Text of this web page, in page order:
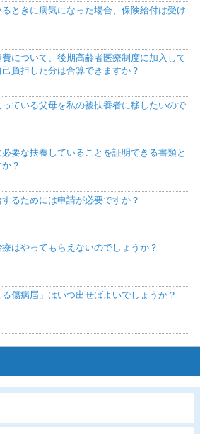
ときに病気になった場合、保険給付は受け
について、後期高齢者医療制度に加入して
負担した分は合算できますか？
ている父母を私の被扶養者に移したいので
要な扶養していることを証明できる書類と
？
るためには申請が必要ですか？
はやってもらえないのでしょうか？
る傷病届」はいつ出せばよいでしょうか？